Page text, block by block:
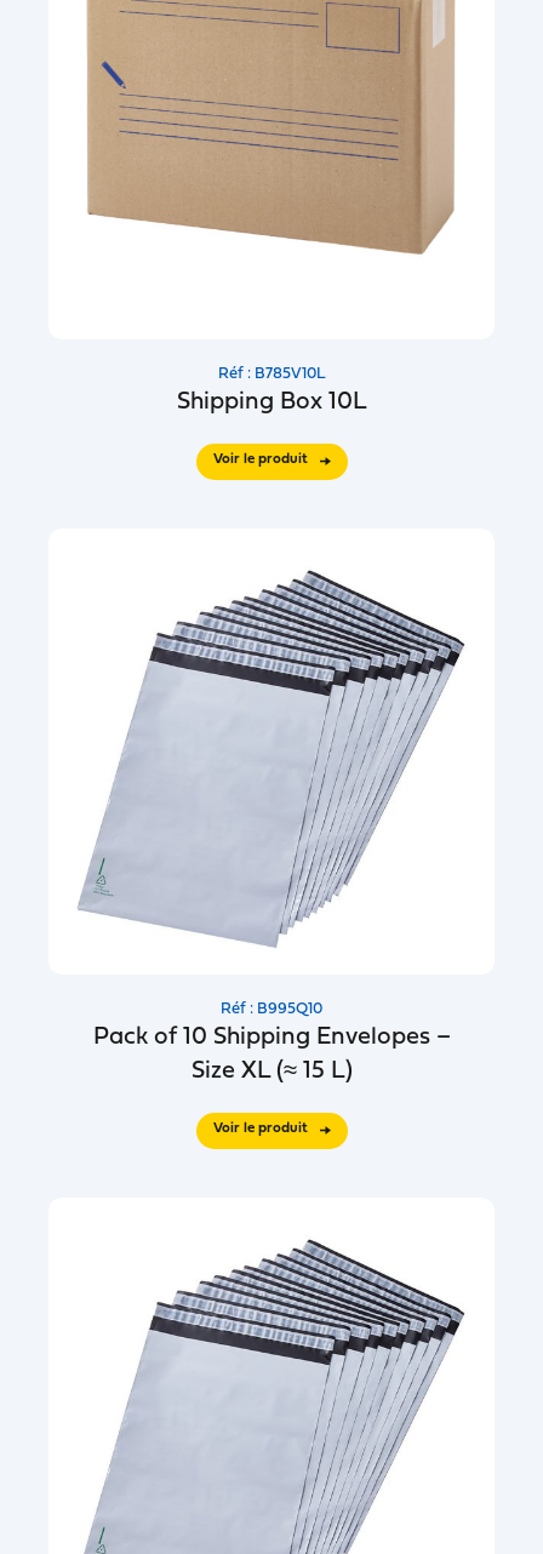
Réf : B785V10L
Shipping Box 10L
Voir le produit
Réf : B995Q10
Pack of 10 Shipping Envelopes –
Size XL (≈ 15 L)
Voir le produit